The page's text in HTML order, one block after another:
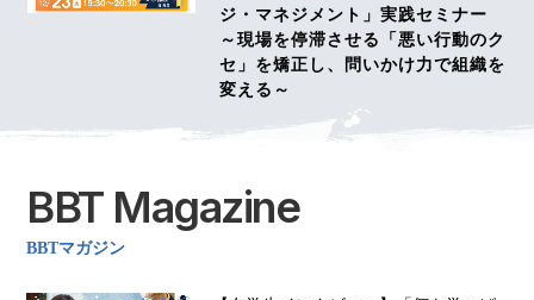
ジ・マネジメント」実践セミナー
～現場を停滞させる「悪い行動のク
セ」を矯正し、問いかけ力で組織を
変える～
BBT Magazine
BBTマガジン